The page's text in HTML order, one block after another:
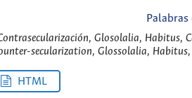
Palabras
Glosolalia, Habitus,
secularization, Glossolalia,
HTML